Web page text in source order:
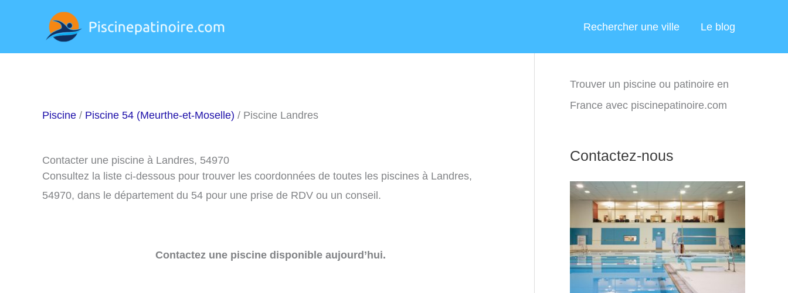
Rechercher une ville Le blog
Piscine / Piscine 54 (Meurthe-et-Moselle) / Piscine Landres
Contacter une piscine à Landres, 54970
Consultez la liste ci-dessous pour trouver les coordonnées de toutes les piscines à Landres,
54970, dans le département du 54 pour une prise de RDV ou un conseil.
Contactez une piscine disponible aujourd’hui.
Trouver un piscine ou patinoire en
France avec piscinepatinoire.com
Contactez-nous